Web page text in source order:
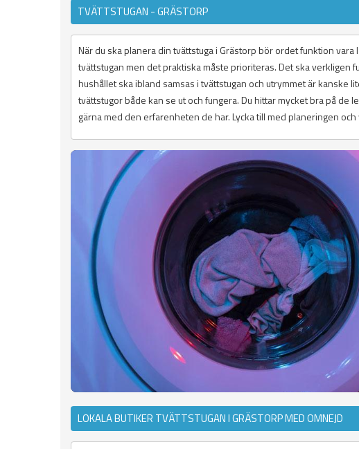
TVÄTTSTUGAN - GRÄSTORP
När du ska planera din tvättstuga i Grästorp bör ordet funktion
tvättstugan men det praktiska måste prioriteras. Det ska verkligen
hushållet ska ibland samsas i tvättstugan och utrymmet är kanske
tvättstugor både kan se ut och fungera. Du hittar mycket bra på
gärna med den erfarenheten de har. Lycka till med planeringen
LOKALA BUTIKER TVÄTTSTUGAN I GRÄSTORP MED OMNEJD